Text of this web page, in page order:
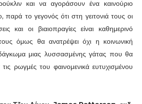
και να αγοράσουν ένα καινούριο
παρά το γεγονός ότι στη γειτονιά τους οι
και οι βιαιοπραγίες είναι καθημερινό
όμως θα ανατρέψει όχι η κοινωνική
μιας λυσσασμένης γάτας που θα
τις ρωγμές του φαινομενικά ευτυχισμένου